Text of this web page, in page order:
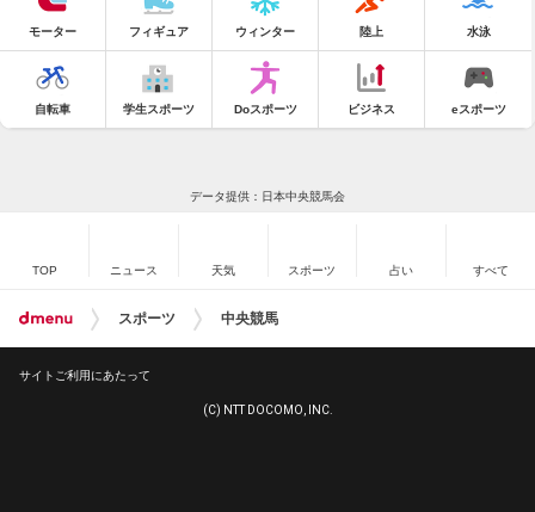
モーター フィギュア ウィンター 陸上 水泳
自転車 学生スポーツ Doスポーツ ビジネス eスポーツ
データ提供：日本中央競馬会
TOP ニュース 天気 スポーツ 占い すべて
スポーツ 中央競馬
サイトご利用にあたって
(C) NTT DOCOMO, INC.